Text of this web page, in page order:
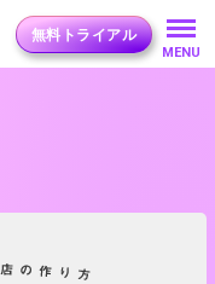
無料トライアル
MENU